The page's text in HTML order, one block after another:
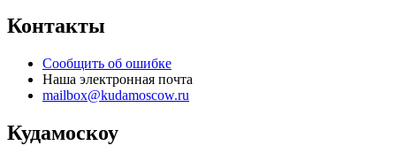
Контакты
Сообщить об ошибке
Наша электронная почта
mailbox@kudamoscow.ru
Кудамоскоу